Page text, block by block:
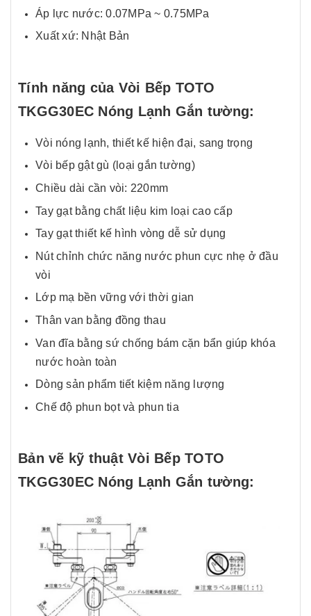
Áp lực nước: 0.07MPa ~ 0.75MPa
Xuất xứ: Nhật Bản
Tính năng của Vòi Bếp TOTO
TKGG30EC Nóng Lạnh Gắn tường:
Vòi nóng lạnh, thiết kế hiện đại, sang trọng
Vòi bếp gật gù (loại gắn tường)
Chiều dài cần vòi: 220mm
Tay gạt bằng chất liệu kim loại cao cấp
Tay gạt thiết kế hình vòng dễ sử dụng
Nút chỉnh chức năng nước phun cực nhẹ ở đầu
vòi
Lớp mạ bền vững với thời gian
Thân van bằng đồng thau
Van đĩa bằng sứ chống bám cặn bẩn giúp khóa
nước hoàn toàn
Dòng sản phẩm tiết kiệm năng lượng
Chế độ phun bọt và phun tia
Bản vẽ kỹ thuật Vòi Bếp TOTO
TKGG30EC Nóng Lạnh Gắn tường: